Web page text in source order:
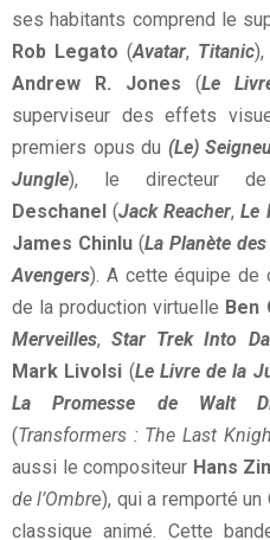
ses habitants comprend le
Rob Legato (Avatar, Titanic),
Andrew R. Jones (Le
superviseur des effets
premiers opus du (Le)
Jungle), le directeur
Deschanel(Jack Reacher,Le
James Chinlu (La Planète
Avengers). A cette équipe de
de la production virtuelle Ben
Merveilles,Star Trek Into
Mark Livolsi (Le Livre de la
La Promesse de Walt
(Transformers : The Last
aussi le compositeur Hans
de l’Ombre), qui a remporté
classique animé. Cette